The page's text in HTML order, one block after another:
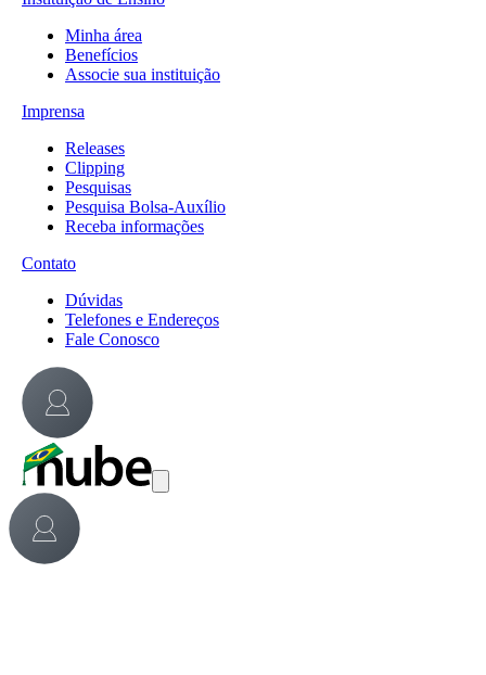
Minha área
Benefícios
Associe sua instituição
Imprensa
Releases
Clipping
Pesquisas
Pesquisa Bolsa-Auxílio
Receba informações
Contato
Dúvidas
Telefones e Endereços
Fale Conosco